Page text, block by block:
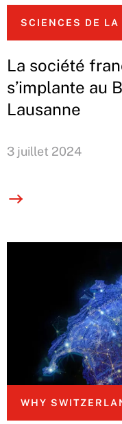
SCIENCES DE LA
La société
s’implante au
Lausanne
3 juillet 2024
WHY